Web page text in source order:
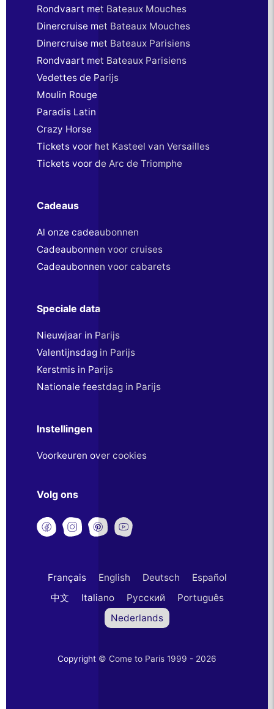
Rondvaart met Bateaux Mouches
Dinercruise met Bateaux Mouches
Dinercruise met Bateaux Parisiens
Rondvaart met Bateaux Parisiens
Vedettes de Parijs
Moulin Rouge
Paradis Latin
Crazy Horse
Tickets voor het Kasteel van Versailles
Tickets voor de Arc de Triomphe
Cadeaus
Al onze cadeaubonnen
Cadeaubonnen voor cruises
Cadeaubonnen voor cabarets
Speciale data
Nieuwjaar in Parijs
Valentijnsdag in Parijs
Kerstmis in Parijs
Nationale feestdag in Parijs
Instellingen
Voorkeuren over cookies
Volg ons
Français English Deutsch
Español
中文
Italiano Русский
Português
Nederlands
Copyright © Come to Paris 1999 - 2026